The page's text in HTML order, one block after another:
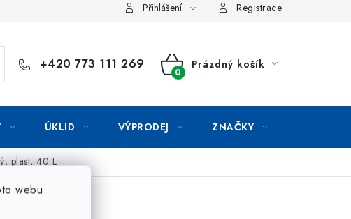
webu
Přihlášení Registrace
+420 773 111 269
NÁKUPNÍ
Prázdný košík
ÚKLID VÝPRODEJ ZNAČKY
plast, 40 L